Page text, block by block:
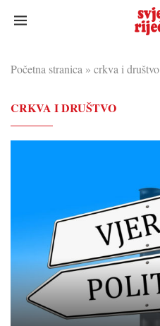
Početna stranica » crkva i društvo
CRKVA I DRUŠTVO